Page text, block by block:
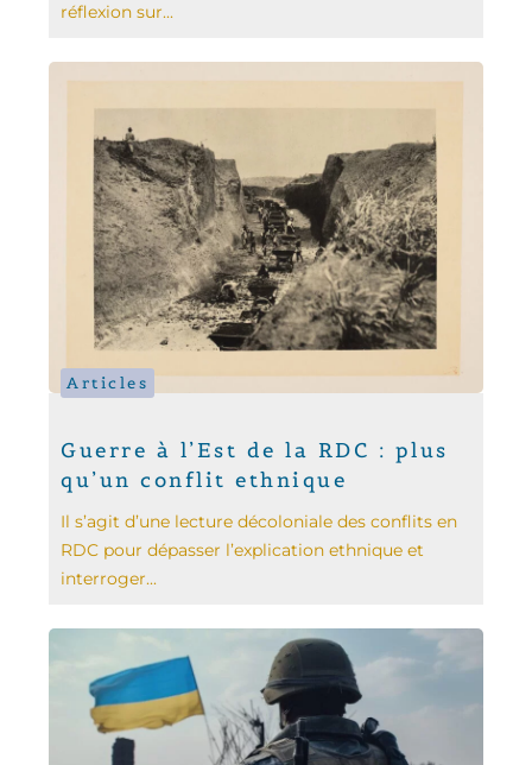
réflexion sur...
Articles
Guerre à l’Est de la RDC : plus
qu’un conflit ethnique
Il s’agit d’une lecture décoloniale des conflits en
RDC pour dépasser l’explication ethnique et
interroger...